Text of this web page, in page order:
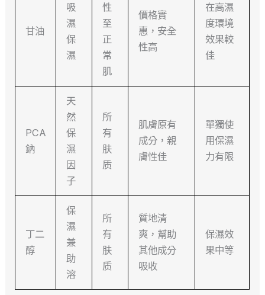
甘油
吸
濕
保
濕
性
至
正
常
肌
價格實
惠，安全
性高
在高濕
度環境
效果較
佳
PCA
鈉
天
然
保
濕
因
子
所
有
肤
质
肌膚原有
成分，親
膚性佳
單獨使
用保濕
力有限
丁二
醇
保
濕
兼
助
溶
所
有
肤
质
質地清
爽，幫助
其他成分
吸收
保濕效
果中等